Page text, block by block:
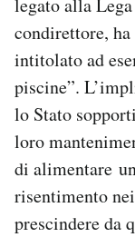
Notifiche
Regala il Post
Hai bisogno
Esci
legato alla
condirettore, ha
intitolato ad
piscine”.
lo Stato
loro
di alimentare
risentimento
prescindere da